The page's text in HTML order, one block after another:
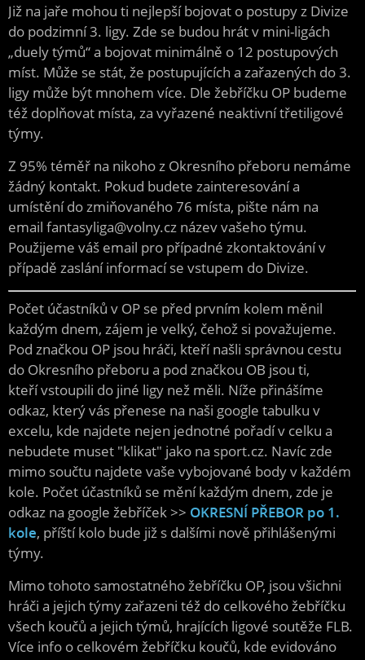
Již na jaře mohou ti nejlepší bojovat o postupy z Divize
do podzimní 3. ligy. Zde se budou hrát v mini-ligách
„duely týmů“ a bojovat minimálně o 12 postupových
míst. Může se stát, že postupujících a zařazených do 3.
ligy může být mnohem více. Dle žebříčku OP budeme
též doplňovat místa, za vyřazené neaktivní třetiligové
týmy.
Z 95% téměř na nikoho z Okresního přeboru nemáme
žádný kontakt. Pokud budete zainteresování a
umístění do zmiňovaného 76 místa, pište nám na
email fantasyliga@volny.cz název vašeho týmu.
Použijeme váš email pro případné zkontaktování v
případě zaslání informací se vstupem do Divize.
Počet účastníků v OP se před prvním kolem měnil
každým dnem, zájem je velký, čehož si považujeme.
Pod značkou OP jsou hráči, kteří našli správnou cestu
do Okresního přeboru a pod značkou OB jsou ti,
kteří vstoupili do jiné ligy než měli. Níže přinášíme
odkaz, který vás přenese na naši google tabulku v
excelu, kde najdete nejen jednotné pořadí v celku a
nebudete muset "klikat" jako na sport.cz. Navíc zde
mimo součtu najdete vaše vybojované body v každém
kole. Počet účastníků se mění každým dnem, zde je
odkaz na google žebříček >> OKRESNÍ PŘEBOR po 1.
kole, příští kolo bude již s dalšími nově přihlášenými
týmy.
Mimo tohoto samostatného žebříčku OP, jsou všichni
hráči a jejich týmy zařazeni též do celkového žebříčku
všech koučů a jejich týmů, hrajících ligové soutěže FLB.
Více info o celkovém žebříčku koučů, kde evidováno